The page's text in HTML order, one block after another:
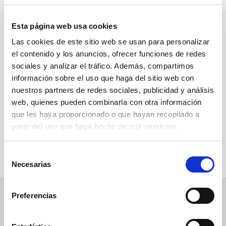
Esta página web usa cookies
Las cookies de este sitio web se usan para personalizar
el contenido y los anuncios, ofrecer funciones de redes
sociales y analizar el tráfico. Además, compartimos
información sobre el uso que haga del sitio web con
nuestros partners de redes sociales, publicidad y análisis
web, quienes pueden combinarla con otra información
que les haya proporcionado o que hayan recopilado a
partir del uso que haya hecho de sus servicios.
Necesarias
Preferencias
«En Torinco construimos
alianzas duraderas con
quienes creen enuna
arquitectura con
propósito, sin fronteras y